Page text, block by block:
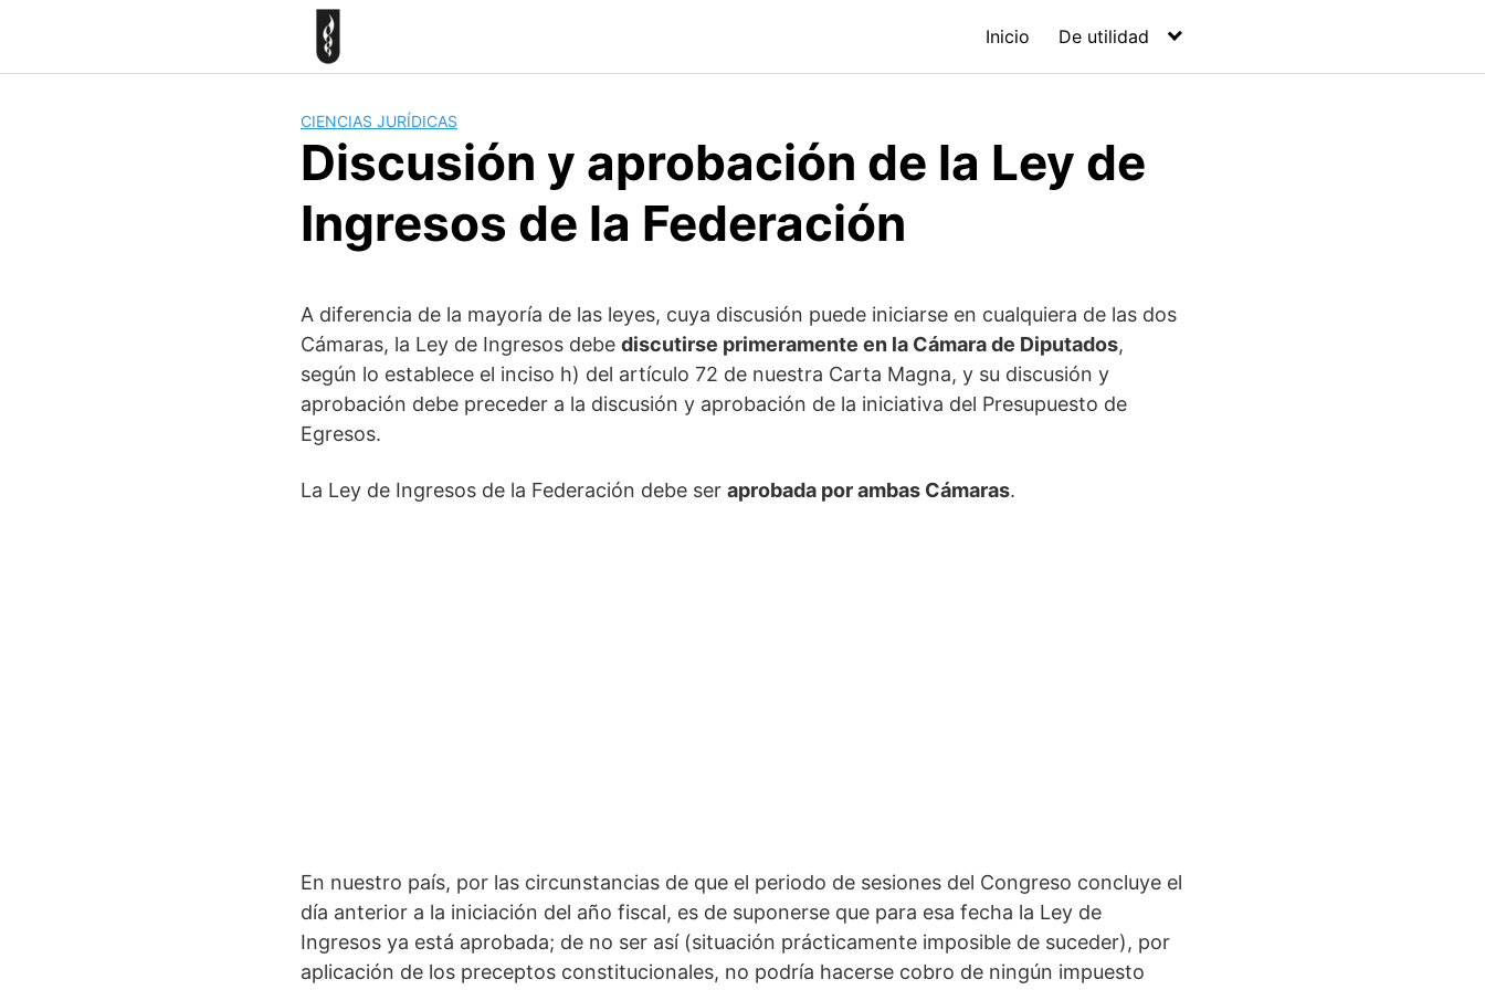
Inicio De utilidad
CIENCIAS JURÍDICAS
Discusión y aprobación de la Ley de
Ingresos de la Federación
A diferencia de la mayoría de las leyes, cuya discusión puede iniciarse en cualquiera de las dos
Cámaras, la Ley de Ingresos debe discutirse primeramente en la Cámara de Diputados,
según lo establece el inciso h) del artículo 72 de nuestra Carta Magna, y su discusión y
aprobación debe preceder a la discusión y aprobación de la iniciativa del Presupuesto de
Egresos.
La Ley de Ingresos de la Federación debe ser aprobada por ambas Cámaras.
En nuestro país, por las circunstancias de que el periodo de sesiones del Congreso concluye el
día anterior a la iniciación del año fiscal, es de suponerse que para esa fecha la Ley de
Ingresos ya está aprobada; de no ser así (situación prácticamente imposible de suceder), por
aplicación de los preceptos constitucionales, no podría hacerse cobro de ningún impuesto